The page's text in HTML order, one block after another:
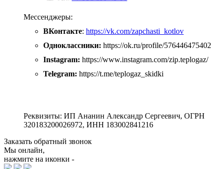
Мессенджеры:
ВКонтакте: https://vk.com/zapchasti_kotlov
Одноклассники: https://ok.ru/profile/576446475402
Instagram: https://www.instagram.com/zip.teplogaz/
Telegram: https://t.me/teplogaz_skidki
Реквизиты: ИП Ананин Александр Сергеевич, ОГРН
320183200026972, ИНН 183002841216
Заказать обратный звонок
Мы онлайн,
нажмите на иконки -